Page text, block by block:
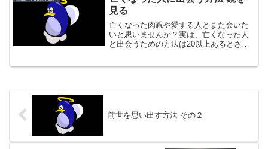
か「気味が悪い」と感じる...
見る
亡くなった肉親や愛する人とまた会いた
いと思いませんか？実は、亡くなった人
と出会うための方法は20以上あるとされ
前世を思い出す方法 その２